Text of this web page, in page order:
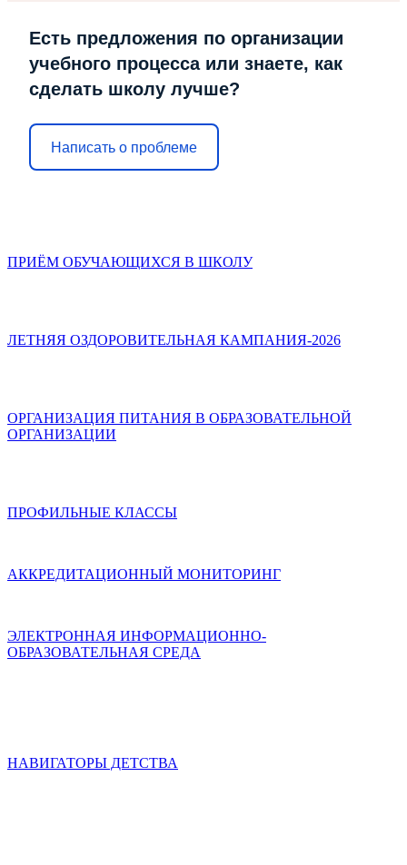
Есть предложения по организации
учебного процесса или знаете, как
сделать школу лучше?
Написать о проблеме
ПРИЁМ ОБУЧАЮЩИХСЯ В ШКОЛУ
ЛЕТНЯЯ ОЗДОРОВИТЕЛЬНАЯ КАМПАНИЯ-2026
ОРГАНИЗАЦИЯ ПИТАНИЯ В ОБРАЗОВАТЕЛЬНОЙ
ОРГАНИЗАЦИИ
ПРОФИЛЬНЫЕ КЛАССЫ
АККРЕДИТАЦИОННЫЙ МОНИТОРИНГ
ЭЛЕКТРОННАЯ ИНФОРМАЦИОННО-
ОБРАЗОВАТЕЛЬНАЯ СРЕДА
НАВИГАТОРЫ ДЕТСТВА